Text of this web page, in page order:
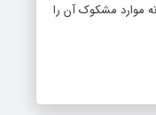
موارد مشکوک آن را